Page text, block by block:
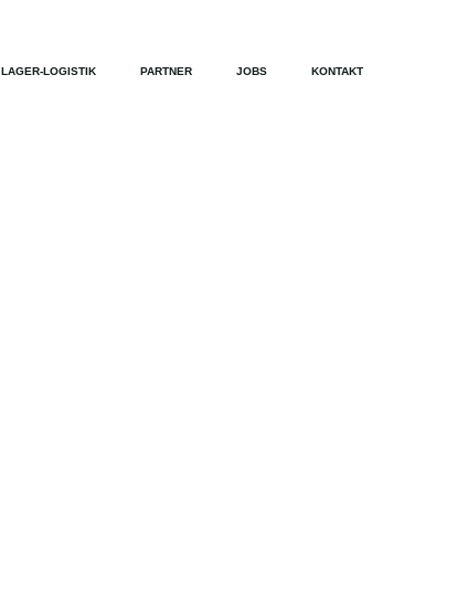
LAGER-LOGISTIK PARTNER JOBS KONTAKT